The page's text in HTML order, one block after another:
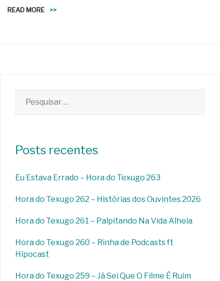
READ MORE >>
por:
Posts recentes
Eu Estava Errado – Hora do Texugo 263
Hora do Texugo 262 – Histórias dos Ouvintes 2026
Hora do Texugo 261 – Palpitando Na Vida Alheia
Hora do Texugo 260 – Rinha de Podcasts ft
Hipocast
Hora do Texugo 259 – Já Sei Que O Filme É Ruim